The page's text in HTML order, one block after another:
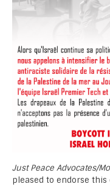
Just Peace Advocates/
pleased to endorse this